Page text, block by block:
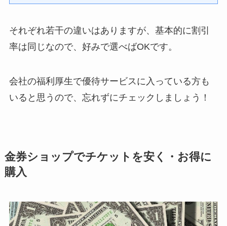
それぞれ若干の違いはありますが、基本的に割引
率は同じなので、好みで選べばOKです。
会社の福利厚生で優待サービスに入っている方も
いると思うので、忘れずにチェックしましょう！
金券ショップでチケットを安く・お得に
購入